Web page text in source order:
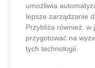
umożliwia
lepsze zarządzanie
Przybliża również, w
przygotować na
tych technologii.